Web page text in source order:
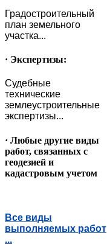
Градостроительный
план земельного
участка...
· Экспертизы:
Судебные
технические
землеустроительные
экспертизы...
· Любые другие виды
работ, связанных с
геодезией и
кадастровым учетом
Все виды
выполняемых работ
...